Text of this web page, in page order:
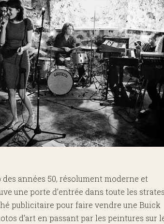
des années 50, résolument moderne et
une porte d’entrée dans toute les
publicitaire pour faire vendre une Buick
d’art en passant par les peintures sur